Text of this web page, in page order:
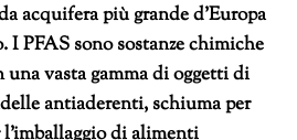
acquifera più grande d’Europa
I PFAS sono sostanze chimiche
vasta gamma di oggetti di
antiaderenti, schiuma per
di alimenti